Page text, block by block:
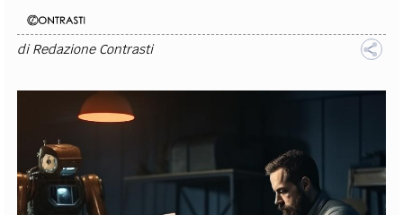
diRedazione Contrasti